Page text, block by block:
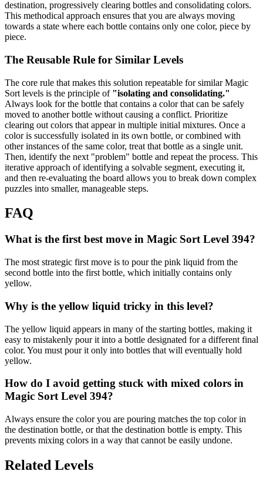
destination, progressively clearing bottles and consolidating colors.
This methodical approach ensures that you are always moving
towards a state where each bottle contains only one color, piece by
piece.
The Reusable Rule for Similar Levels
The core rule that makes this solution repeatable for similar Magic
Sort levels is the principle of "isolating and consolidating."
Always look for the bottle that contains a color that can be safely
moved to another bottle without causing a conflict. Prioritize
clearing out colors that appear in multiple initial mixtures. Once a
color is successfully isolated in its own bottle, or combined with
other instances of the same color, treat that bottle as a single unit.
Then, identify the next "problem" bottle and repeat the process. This
iterative approach of identifying a solvable segment, executing it,
and then re-evaluating the board allows you to break down complex
puzzles into smaller, manageable steps.
FAQ
What is the first best move in Magic Sort Level 394?
The most strategic first move is to pour the pink liquid from the
second bottle into the first bottle, which initially contains only
yellow.
Why is the yellow liquid tricky in this level?
The yellow liquid appears in many of the starting bottles, making it
easy to mistakenly pour it into a bottle designated for a different final
color. You must pour it only into bottles that will eventually hold
yellow.
How do I avoid getting stuck with mixed colors in
Magic Sort Level 394?
Always ensure the color you are pouring matches the top color in
the destination bottle, or that the destination bottle is empty. This
prevents mixing colors in a way that cannot be easily undone.
Related Levels